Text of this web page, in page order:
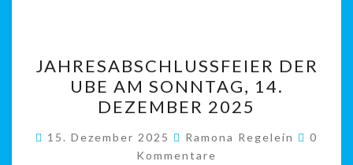
DER
UBE
AM
SONNTAG,
14.
JAHRESABSCHLUSSFEIER DER
UBE AM SONNTAG, 14.
DEZEMBER 2025
15. Dezember 2025 Ramona Regelein
0
Kommentare